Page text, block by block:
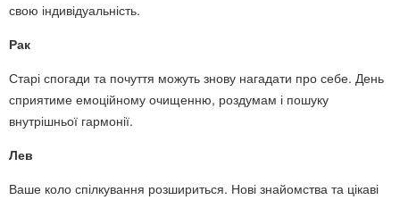
свою індивідуальність.
Рак
Старі спогади та почуття можуть знову нагадати про себе. День
сприятиме емоційному очищенню, роздумам і пошуку
внутрішньої гармонії.
Лев
Ваше коло спілкування розшириться. Нові знайомства та цікаві